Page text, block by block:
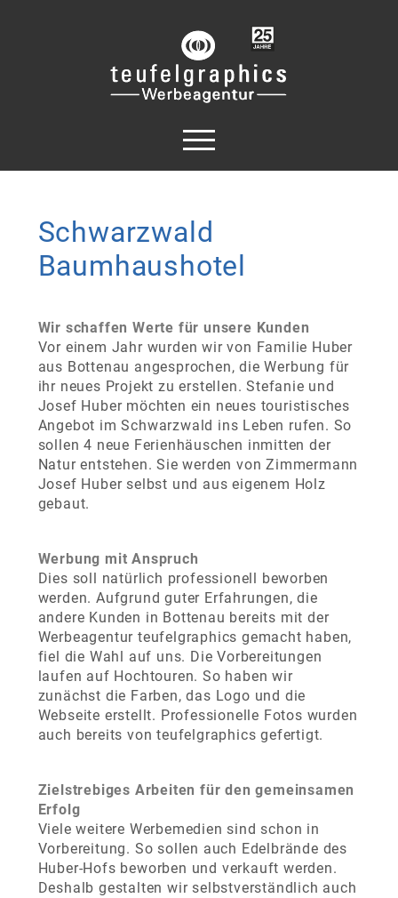
Schwarzwald
Baumhaushotel
Wir schaffen Werte für unsere Kunden
Vor einem Jahr wurden wir von Familie Huber
aus Bottenau angesprochen, die Werbung für
ihr neues Projekt zu erstellen. Stefanie und
Josef Huber möchten ein neues touristisches
Angebot im Schwarzwald ins Leben rufen. So
sollen 4 neue Ferienhäuschen inmitten der
Natur entstehen. Sie werden von Zimmermann
Josef Huber selbst und aus eigenem Holz
gebaut.
Werbung mit Anspruch
Dies soll natürlich professionell beworben
werden. Aufgrund guter Erfahrungen, die
andere Kunden in Bottenau bereits mit der
Werbeagentur teufelgraphics gemacht haben,
fiel die Wahl auf uns. Die Vorbereitungen
laufen auf Hochtouren. So haben wir
zunächst die Farben, das Logo und die
Webseite erstellt. Professionelle Fotos wurden
auch bereits von teufelgraphics gefertigt.
Zielstrebiges Arbeiten für den gemeinsamen
Erfolg
Viele weitere Werbemedien sind schon in
Vorbereitung. So sollen auch Edelbrände des
Huber-Hofs beworben und verkauft werden.
Deshalb gestalten wir selbstverständlich auch